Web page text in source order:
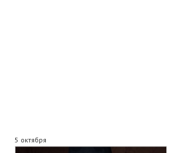
5 октября